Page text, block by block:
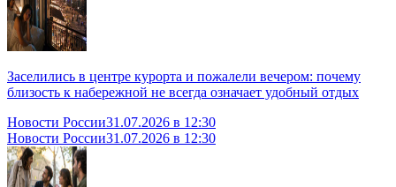
Заселились в центре курорта и пожалели вечером: почему
близость к набережной не всегда означает удобный отдых
Новости России31.07.2026 в 12:30
Новости России31.07.2026 в 12:30